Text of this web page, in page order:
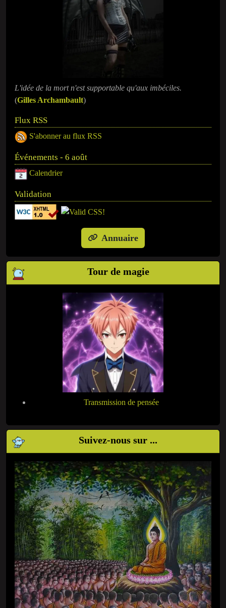
L'idée de la mort n'est supportable qu'aux imbéciles.
(Gilles Archambault)
Flux RSS
S'abonner au flux RSS
Événements - 6 août
Calendrier
Validation
Annuaire
Tour de magie
Transmission de pensée
Suivez-nous sur ...